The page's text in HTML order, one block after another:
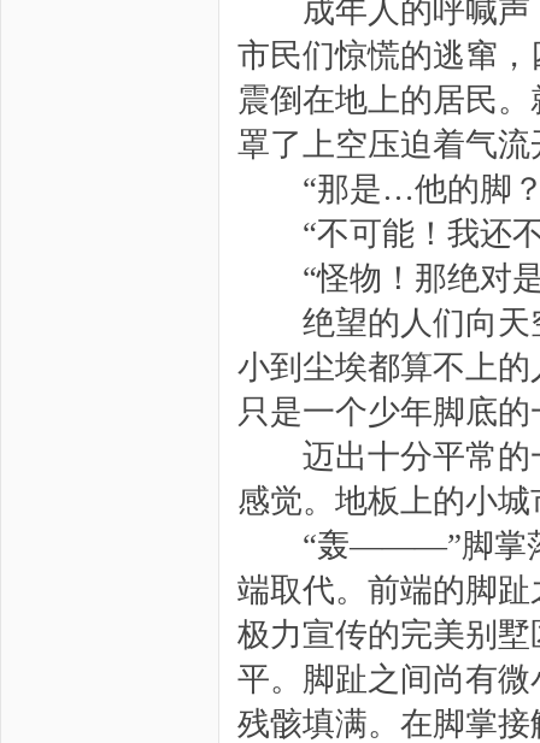
成年人的呼喊声
市民们惊慌的逃窜
震倒在地上的居民
罩了上空压迫着气
“那是…他的脚？
“不可能！我还
“怪物！那绝对是
绝望的人们向天
小到尘埃都算不上
只是一个少年脚底
迈出十分平常的
感觉。地板上的小
“轰———”脚掌落
端取代。前端的脚
极力宣传的完美别
平。脚趾之间尚有
残骸填满。在脚掌